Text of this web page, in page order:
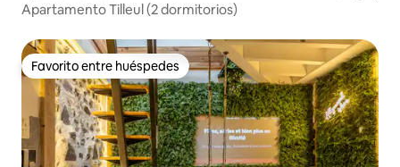
Apartamento Tilleul (2 dormitorios)
Favorito entre huéspedes
Favorito entre huéspedes